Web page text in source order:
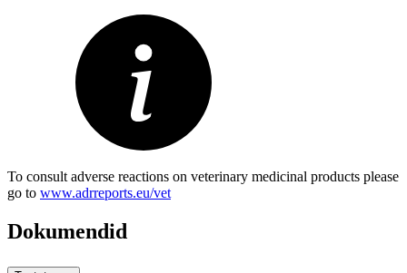
To consult adverse reactions on veterinary medicinal products please
go to www.adrreports.eu/vet
Dokumendid